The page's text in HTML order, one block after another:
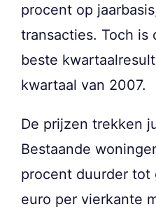
procent op
transacties. Toch is
beste
kwartaal van 2007.
De prijzen trekken
Bestaande
procent duurder tot
euro per vierkante